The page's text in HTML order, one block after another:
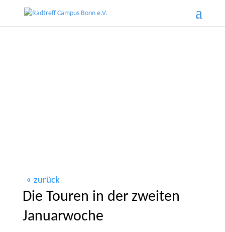
zurück
Die Touren in der zweiten
Januarwoche